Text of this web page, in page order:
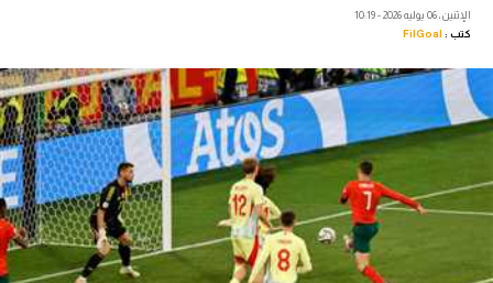
فانتازي في الجول
مسابقة التوقعات
عدسات
آراء حرة
ركن الألعاب
الإثنين، 06 يوليه 2026 - 10:19
كتب : FilGoal